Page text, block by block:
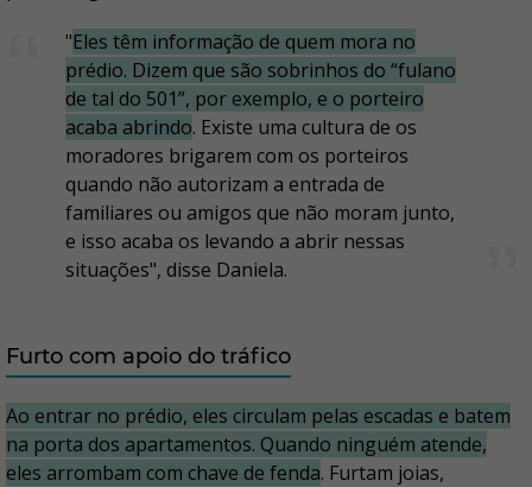
"Eles têm informação de quem mora no
prédio. Dizem que são sobrinhos do “fulano
de tal do 501”, por exemplo, e o porteiro
acaba abrindo. Existe uma cultura de os
moradores brigarem com os porteiros
quando não autorizam a entrada de
familiares ou amigos que não moram junto,
e isso acaba os levando a abrir nessas
situações", disse Daniela.
Furto com apoio do tráfico
Ao entrar no prédio, eles circulam pelas escadas e batem
na porta dos apartamentos. Quando ninguém atende,
eles arrombam com chave de fenda. Furtam joias,